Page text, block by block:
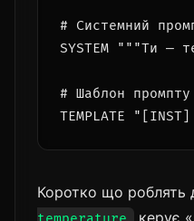
# Системний
SYSTEM """Ти —
# Шаблон
TEMPLATE
Коротко що роблять